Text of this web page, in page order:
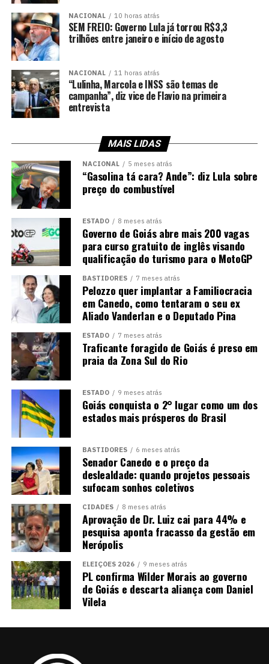
NACIONAL 10 horas atrás
SEM FREIO: Governo Lula já torrou R$3,3
trilhões entre janeiro e início de agosto
NACIONAL 11 horas atrás
“Lulinha, Marcola e INSS são temas de
campanha”, diz vice de Flavio na primeira
entrevista
MAIS LIDAS
NACIONAL 5 meses atrás
“Gasolina tá cara? Ande”: diz Lula sobre
preço do combustível
ESTADO 8 meses atrás
Governo de Goiás abre mais 200 vagas
para curso gratuito de inglês visando
qualificação do turismo para o MotoGP
BASTIDORES 7 meses atrás
Pelozzo quer implantar a Familiocracia
em Canedo, como tentaram o seu ex
Aliado Vanderlan e o Deputado Pina
ESTADO 7 meses atrás
Traficante foragido de Goiás é preso em
praia da Zona Sul do Rio
ESTADO 9 meses atrás
Goiás conquista o 2° lugar como um dos
estados mais prósperos do Brasil
BASTIDORES 6 meses atrás
Senador Canedo e o preço da
deslealdade: quando projetos pessoais
sufocam sonhos coletivos
CIDADES 8 meses atrás
Aprovação de Dr. Luiz cai para 44% e
pesquisa aponta fracasso da gestão em
Nerópolis
ELEIÇÕES 2026 9 meses atrás
PL confirma Wilder Morais ao governo
de Goiás e descarta aliança com Daniel
Vilela